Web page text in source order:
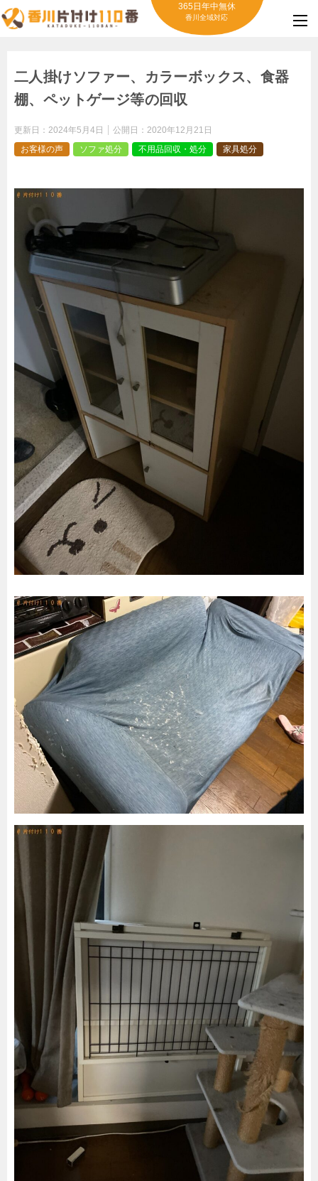
365日年中無休
香川全域対応
二人掛けソファー、カラーボックス、食器
棚、ペットゲージ等の回収
更新日： 2024年5月4日 公開日： 2020年12月21日
お客様の声
ソファ処分 不用品回収・処分 家具処分